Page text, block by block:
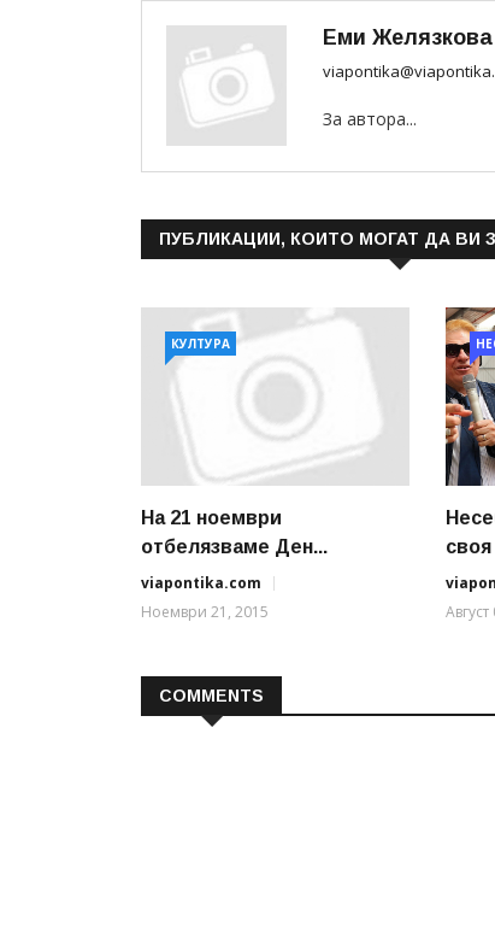
Еми Желязкова
За автора...
ПУБЛИКАЦИИ, КОИТО МОГАТ ДА ВИ
КУЛТУРА
На 21 ноември
отбелязваме Ден...
viapontika.com
Ноември 21, 2015
своя
COMMENTS